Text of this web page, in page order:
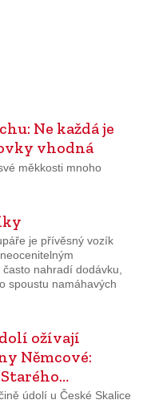
Ne každá je
vhodná
měkkosti mnoho
je přívěsný vozík
nahradí dodávku,
spoustu namáhavých
ožívají
Němcové:
údolí u České Skalice